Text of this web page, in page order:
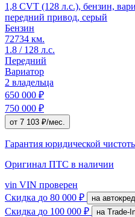
1,8 CVT (128 л.с.), бензин,
передний привод, серый
Бензин
72734 км.
1.8 / 128 л.с.
Передний
Вариатор
2 владельца
650 000 ₽
750 000 ₽
от 7 103 ₽/мес.
Гарантия юридической
Оригинал ПТС в наличии
vin VIN проверен
Скидка до 80 000 ₽ на
Скидка до 100 000 ₽
на Trade-